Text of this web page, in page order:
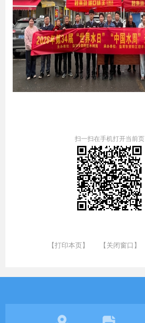
扫一扫在手机打开当前页
【打印本页】 【关闭窗口】